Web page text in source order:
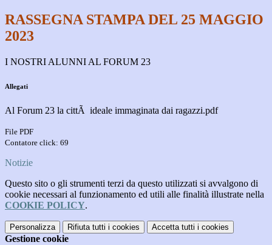
RASSEGNA STAMPA DEL 25 MAGGIO
2023
I NOSTRI ALUNNI AL FORUM 23
Allegati
Al Forum 23 la cittÃ ideale immaginata dai ragazzi.pdf
File PDF
Contatore click: 69
Notizie
Questo sito o gli strumenti terzi da questo utilizzati si avvalgono di
cookie necessari al funzionamento ed utili alle finalità illustrate nella
COOKIE POLICY.
Personalizza Rifiuta tutti i cookies Accetta tutti i cookies
Gestione cookie